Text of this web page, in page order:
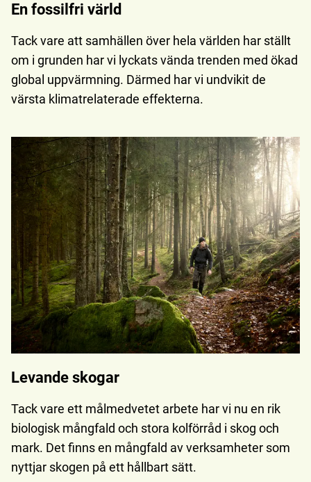
En fossilfri värld
Tack vare att samhällen över hela världen har ställt
om i grunden har vi lyckats vända trenden med ökad
global uppvärmning. Därmed har vi undvikit de
värsta klimatrelaterade effekterna.
Levande skogar
Tack vare ett målmedvetet arbete har vi nu en rik
biologisk mångfald och stora kolförråd i skog och
mark. Det finns en mångfald av verksamheter som
nyttjar skogen på ett hållbart sätt.